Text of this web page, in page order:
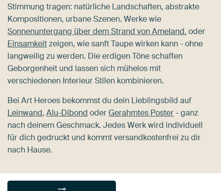
Stimmung tragen: natürliche Landschaften, abstrakte
Kompositionen, urbane Szenen. Werke wie
Sonnenuntergang über dem Strand von Ameland. oder
Einsamkeitzeigen, wie sanft Taupe wirken kann - ohne
langweilig zu werden. Die erdigen Töne schaffen
Geborgenheit und lassen sich mühelos mit
verschiedenen Interieur Stilen kombinieren.
Bei Art Heroes bekommst du dein Lieblingsbild auf
Leinwand, Alu-Dibond oderGerahmtes Poster- ganz
nach deinem Geschmack. Jedes Werk wird individuell
für dich gedruckt und kommt versandkostenfrei zu dir
nach Hause.